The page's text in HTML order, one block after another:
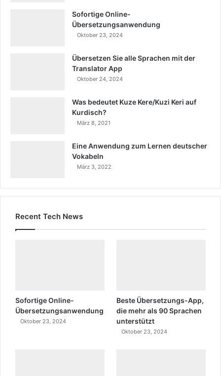
Sofortige Online-
Übersetzungsanwendung
Oktober 23, 2024
Übersetzen Sie alle Sprachen mit der
Translator App
Oktober 24, 2024
Was bedeutet Kuze Kere/Kuzi Keri auf
Kurdisch?
März 8, 2021
Eine Anwendung zum Lernen deutscher
Vokabeln
März 3, 2022
Recent Tech News
Sofortige Online-
Übersetzungsanwendung
Oktober 23, 2024
Beste Übersetzungs-App,
die mehr als 90 Sprachen
unterstützt
Oktober 23, 2024